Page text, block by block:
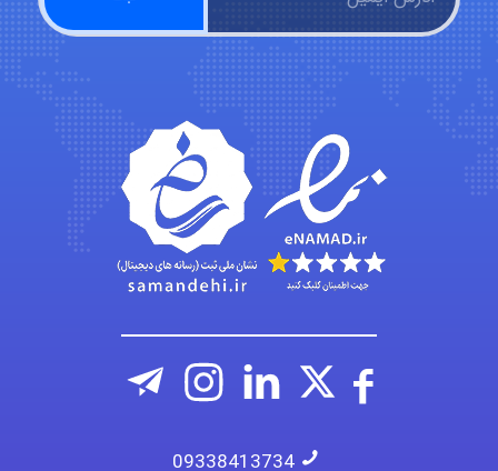
emami
ehtesham
Iman Hosseini
09338413734